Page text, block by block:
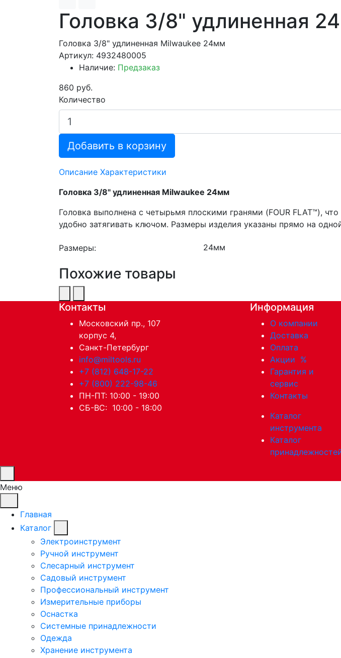
Головка 3/8" удлиненная
Головка 3/8" удлиненная Milwaukee 24мм
Артикул: 4932480005
Наличие: Предзаказ
860 руб.
Количество
Добавить в корзину
Описание Характеристики
Головка 3/8" удлиненная Milwaukee 24мм
Головка выполнена с четырьмя плоскими гранями (FOUR FLAT™),
удобно затягивать ключом. Размеры изделия указаны прямо на
Размеры:
Похожие товары
Контакты
Московский пр., 107
корпус 4,
Санкт-Петербург
info@miltools.ru
+7 (812) 648-17-22
+7 (800) 222-98-46
ПН-ПТ: 10:00 - 19:00
СБ-ВС: 10:00 - 18:00
Информация
О компании
Доставка
Оплата
Акции %
Гарантия и
сервис
Контакты
Каталог
инструмента
Каталог
Меню
Главная
Каталог
Электроинструмент
Ручной инструмент
Слесарный инструмент
Садовый инструмент
Профессиональный инструмент
Измерительные приборы
Оснастка
Системные принадлежности
Одежда
Хранение инструмента